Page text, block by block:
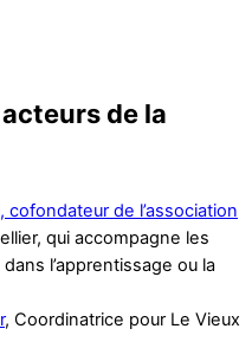
de la
de l’association
qui accompagne les
l’apprentissage ou la
, Coordinatrice pour Le Vieux